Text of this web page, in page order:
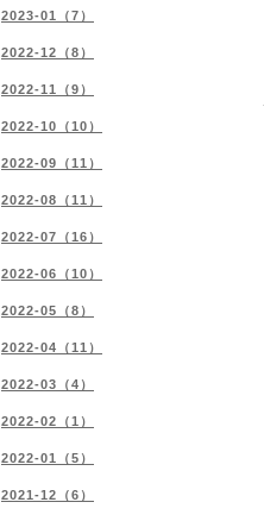
2023-01（7）
2022-12（8）
2022-11（9）
2022-10（10）
2022-09（11）
2022-08（11）
2022-07（16）
2022-06（10）
2022-05（8）
2022-04（11）
2022-03（4）
2022-02（1）
2022-01（5）
2021-12（6）